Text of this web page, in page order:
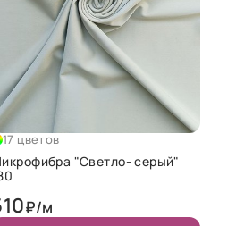
17 цветов
"Светло- серый"
₽/м